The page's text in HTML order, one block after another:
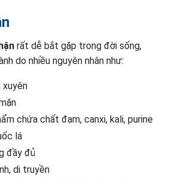
rất dễ bắt gặp trong đời sống,
do nhiều nguyên nhân như:
xuyên
chứa chất đạm, canxi, kali, purine
lá
đầy đủ
di truyền